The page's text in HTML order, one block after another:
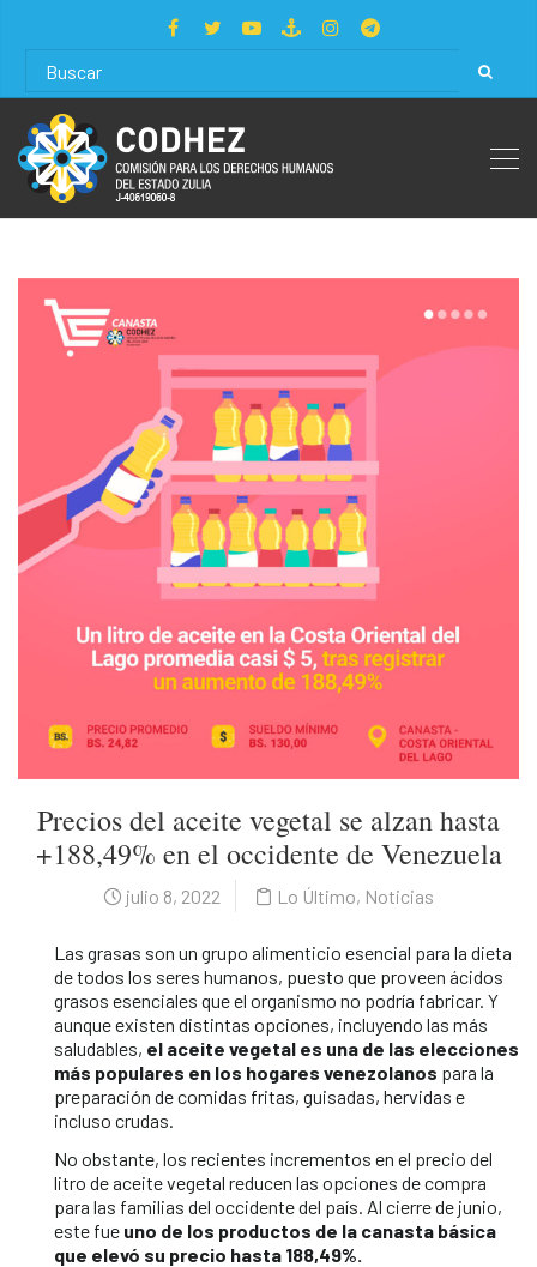
Precios del aceite vegetal se alzan hasta
+188,49% en el occidente de Venezuela
julio 8, 2022 Lo Último, Noticias
Las grasas son un grupo alimenticio esencial para la dieta
de todos los seres humanos, puesto que proveen ácidos
grasos esenciales que el organismo no podría fabricar. Y
aunque existen distintas opciones, incluyendo las más
saludables, el aceite vegetal es una de las elecciones
más populares en los hogares venezolanos para la
preparación de comidas fritas, guisadas, hervidas e
incluso crudas.
No obstante, los recientes incrementos en el precio del
litro de aceite vegetal reducen las opciones de compra
para las familias del occidente del país. Al cierre de junio,
este fue uno de los productos de la canasta básica
que elevó su precio hasta 188,49%.